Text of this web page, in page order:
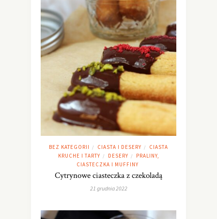
BEZ KATEGORII / CIASTA I DESERY /
CIASTA
KRUCHE I TARTY / DESERY /
PRALINY,
CIASTECZKA I MUFFINY
Cytrynowe ciasteczka z czekoladą
21 grudnia 2022